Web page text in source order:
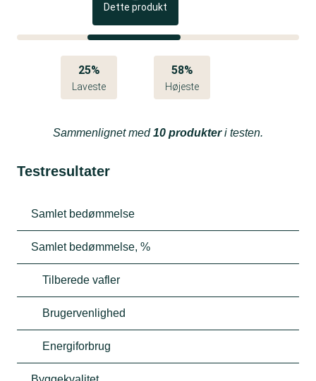
Dette produkt
25%
Laveste
58%
Højeste
Sammenlignet med10 produkteri testen.
Testresultater
Samlet bedømmelse
Samlet bedømmelse, %
Tilberede vafler
Brugervenlighed
Energiforbrug